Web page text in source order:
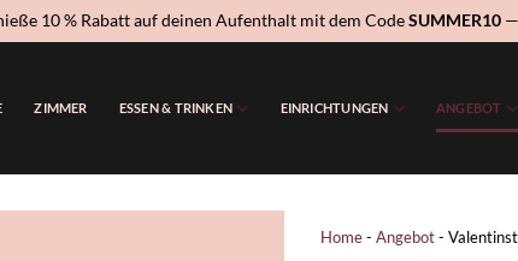
10 % Rabatt auf deinen Aufenthalt mit dem CodeSUMMER10
ZIMMER ESSEN & TRINKEN EINRICHTUNGEN ANGEBOT
Home- Angebot-